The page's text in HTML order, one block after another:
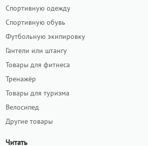
Спортивную одежду
Спортивную обувь
Футбольную экипировку
Гантели или штангу
Товары для фитнеса
Тренажёр
Товары для туризма
Велосипед
Другие товары
Читать